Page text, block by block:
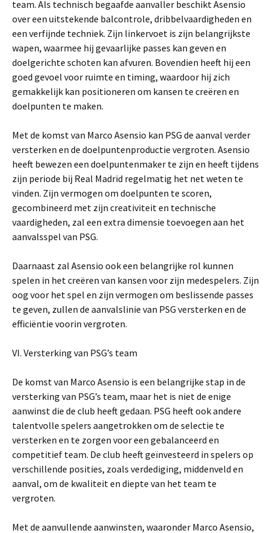
team. Als technisch begaafde aanvaller beschikt Asensio
over een uitstekende balcontrole, dribbelvaardigheden en
een verfijnde techniek. Zijn linkervoet is zijn belangrijkste
wapen, waarmee hij gevaarlijke passes kan geven en
doelgerichte schoten kan afvuren. Bovendien heeft hij een
goed gevoel voor ruimte en timing, waardoor hij zich
gemakkelijk kan positioneren om kansen te creëren en
doelpunten te maken.
Met de komst van Marco Asensio kan PSG de aanval verder
versterken en de doelpuntenproductie vergroten. Asensio
heeft bewezen een doelpuntenmaker te zijn en heeft tijdens
zijn periode bij Real Madrid regelmatig het net weten te
vinden. Zijn vermogen om doelpunten te scoren,
gecombineerd met zijn creativiteit en technische
vaardigheden, zal een extra dimensie toevoegen aan het
aanvalsspel van PSG.
Daarnaast zal Asensio ook een belangrijke rol kunnen
spelen in het creëren van kansen voor zijn medespelers. Zijn
oog voor het spel en zijn vermogen om beslissende passes
te geven, zullen de aanvalslinie van PSG versterken en de
efficiëntie voorin vergroten.
VI. Versterking van PSG’s team
De komst van Marco Asensio is een belangrijke stap in de
versterking van PSG’s team, maar het is niet de enige
aanwinst die de club heeft gedaan. PSG heeft ook andere
talentvolle spelers aangetrokken om de selectie te
versterken en te zorgen voor een gebalanceerd en
competitief team. De club heeft geïnvesteerd in spelers op
verschillende posities, zoals verdediging, middenveld en
aanval, om de kwaliteit en diepte van het team te
vergroten.
Met de aanvullende aanwinsten, waaronder Marco Asensio,